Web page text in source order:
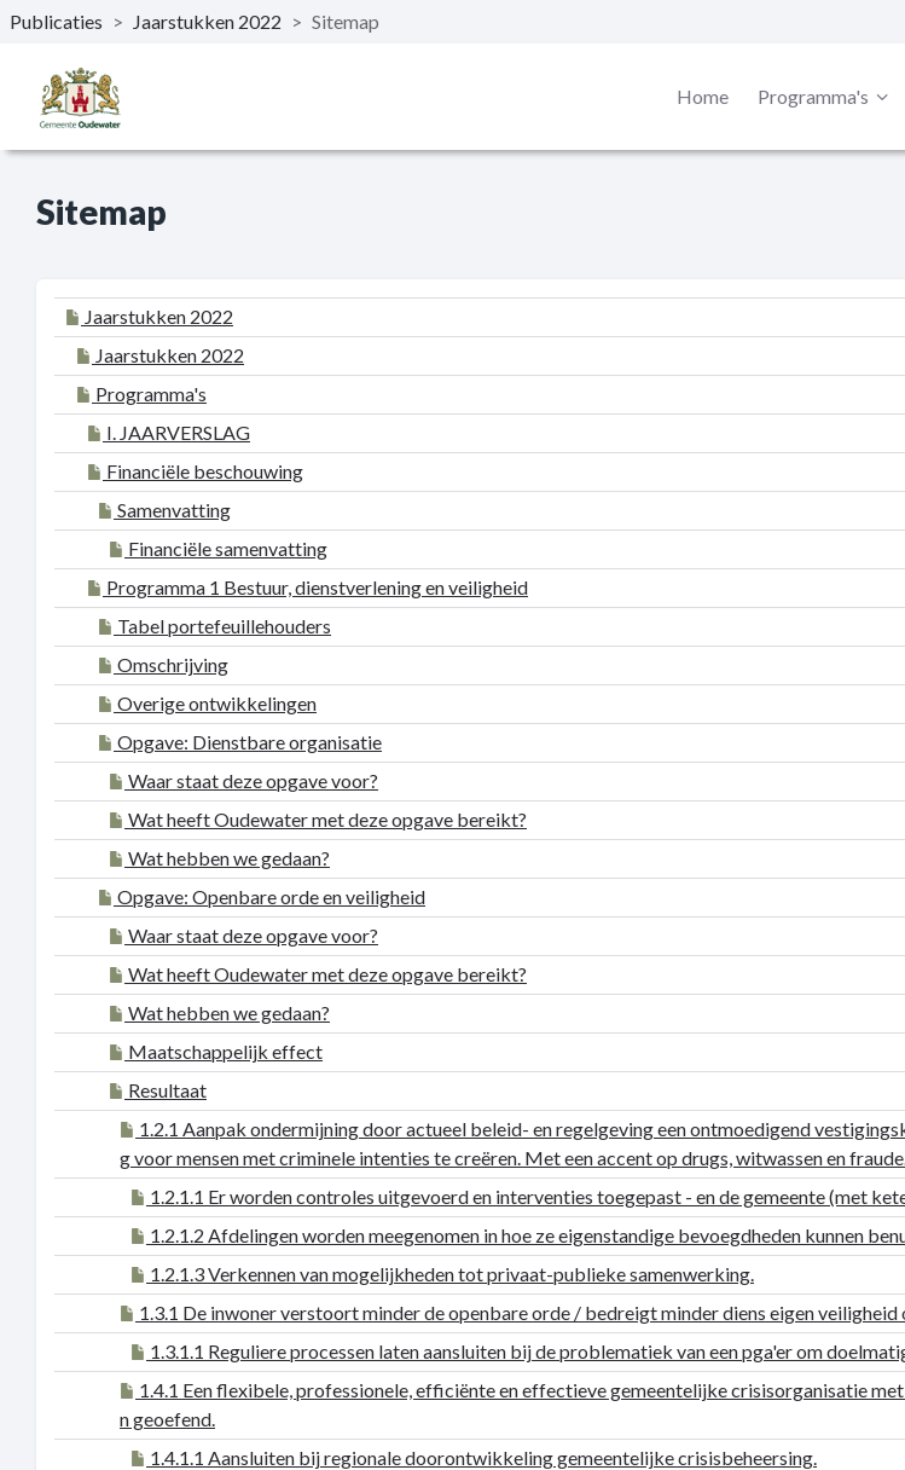
Naar hoofdinhoud
Publicaties > Jaarstukken 2022 > Sitemap
Home Programma's
Sitemap
Jaarstukken 2022
Jaarstukken 2022
Programma's
I. JAARVERSLAG
Financiële beschouwing
Samenvatting
Financiële samenvatting
Programma 1 Bestuur, dienstverlening en veiligheid
Tabel portefeuillehouders
Omschrijving
Overige ontwikkelingen
Opgave: Dienstbare organisatie
Waar staat deze opgave voor?
Wat heeft Oudewater met deze opgave bereikt?
Wat hebben we gedaan?
Opgave: Openbare orde en veiligheid
Waar staat deze opgave voor?
Wat heeft Oudewater met deze opgave bereikt?
Wat hebben we gedaan?
Maatschappelijk effect
Resultaat
1.2.1 Aanpak ondermijning door actueel beleid- en regelgeving een ontmoedigend
g voor mensen met criminele intenties te creëren. Met een accent op drugs, witwassen en
1.2.1.1 Er worden controles uitgevoerd en interventies toegepast - en de gemeente (met
1.2.1.2 Afdelingen worden meegenomen in hoe ze eigenstandige bevoegdheden kunnen
1.2.1.3 Verkennen van mogelijkheden tot privaat-publieke samenwerking.
1.3.1 De inwoner verstoort minder de openbare orde / bedreigt minder diens eigen
1.3.1.1 Reguliere processen laten aansluiten bij de problematiek van een pga'er om
1.4.1 Een flexibele, professionele, efficiënte en effectieve gemeentelijke crisisorganisatie
n geoefend.
1.4.1.1 Aansluiten bij regionale doorontwikkeling gemeentelijke crisisbeheersing.